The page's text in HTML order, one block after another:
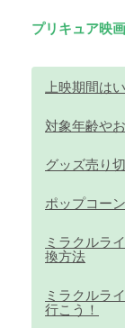
プリキュア映
上映期間は
対象年齢や
グッズ売り
ポップコー
ミラクルラ
換方法
ミラクルラ
行こう！